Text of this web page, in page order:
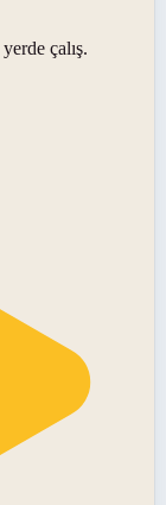
çalış.